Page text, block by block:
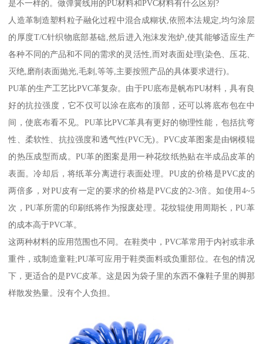
是不一样的。做弹簧线用的PU材料和PVC材料有什么区别?
人造革制造塑料粒子融化过程中混合成糊状,依照本法规定,均匀涂层
的厚度T/C针织物底部基础,然后进入泡沫发泡炉,使其能够适应生产
各种不同的产品和不同的需求的灵活性,而对表面处理(染色、压花、
灭绝,磨削表面抛光,毛刺,等等,主要按照产品的具体要求进行)。
PU革的生产工艺比PVC革复杂。由于PU底布是帆布PU材料，具有良
好的抗拉强度，它不仅可以涂在底布的顶部，还可以将底布包在中
间，使底布看不见。PU革比PVC革具有更好的物理性能，包括抗弯
性、柔软性、抗拉强度和透气性(PVC无)。PVC皮革图案是由钢模辊
的热压成型而成。PU革的图案是用一种花纹纸热贴在半成品皮革的
表面。冷却后，将纸革分离进行表面处理。PU皮的价格是PVC皮的
两倍多，对PU皮有一定的要求的价格是PVC皮的2-3倍。如使用4~5
次，PU革所需的印刷纸将作为报废处理。花纹辊使用周期长，PU革
的成本高于PVC革。
这两种材料的应用范围也不同。在鞋类中，PVC革常用于内衬或非承
重件，或制造童鞋;PU革可应用于鞋类面料或负重部位。在包的情况
下，更适合的是PVC皮革。这是因为袋子里的东西不像鞋子里的脚那
样散发热量。没有个人负担。